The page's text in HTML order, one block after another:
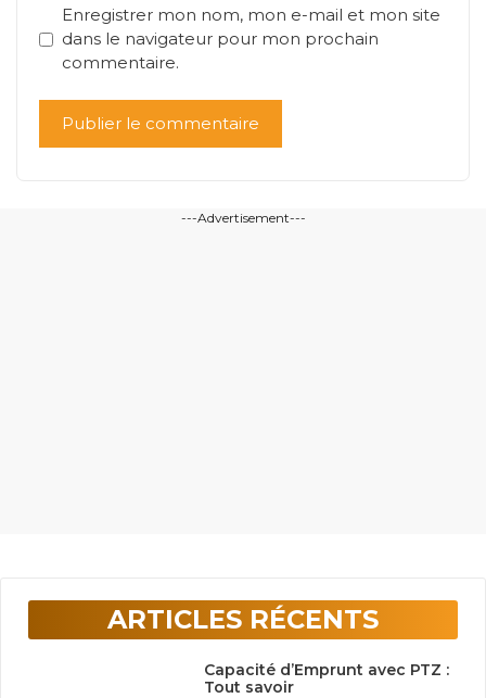
Enregistrer mon nom, mon e-mail et mon site
dans le navigateur pour mon prochain
commentaire.
---Advertisement---
ARTICLES RÉCENTS
Capacité d’Emprunt avec PTZ :
Tout savoir